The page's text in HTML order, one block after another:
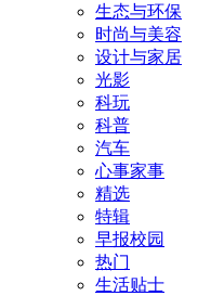
生态与环保
时尚与美容
设计与家居
光影
科玩
科普
汽车
心事家事
精选
特辑
早报校园
热门
生活贴士